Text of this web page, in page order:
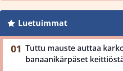
Luetuimmat
Tuttu mauste auttaa
banaanikärpäset